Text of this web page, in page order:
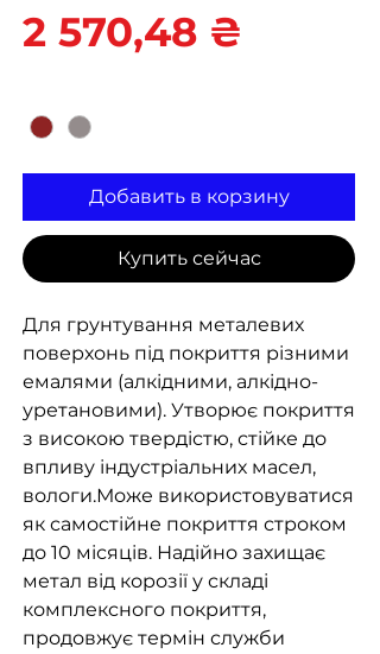
2 570,48 ₴
Добавить в корзину
Купить сейчас
Для грунтування металевих
поверхонь під покриття різними
емалями (алкідними, алкідно-
уретановими). Утворює покриття
з високою твердістю, стійке до
впливу індустріальних масел,
вологи.Може використовуватися
як самостійне покриття строком
до 10 місяців. Надійно захищає
метал від корозії у складі
комплексного покриття,
продовжує термін служби